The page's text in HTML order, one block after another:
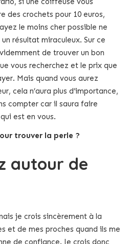
des crochets pour 10 euros,
le moins cher possible ne
résultat miraculeux. Sur ce
de trouver un bon
vous recherchez et le prix que
Mais quand vous aurez
cela n’aura plus d’importance,
compter car il saura faire
est en vous.
trouver la perle ?
autour de
je crois sincèrement à la
et de mes proches quand ils me
de confiance. Je crois donc